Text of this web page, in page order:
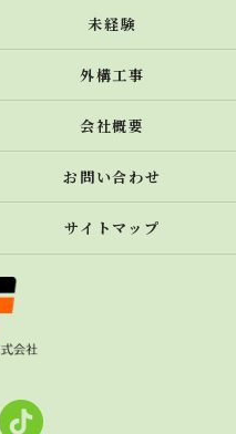
未経験
外構工事
会社概要
お問い合わせ
サイトマップ